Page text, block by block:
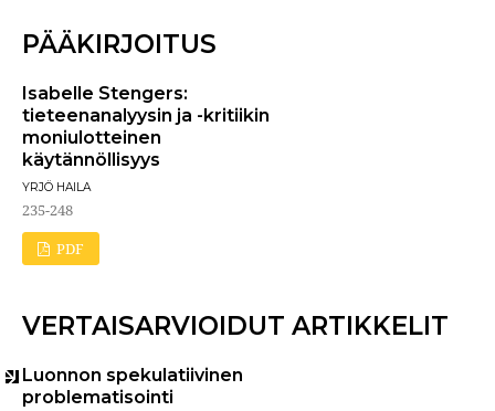
PÄÄKIRJOITUS
Isabelle Stengers:
tieteenanalyysin ja -kritiikin
moniulotteinen
käytännöllisyys
YRJÖ HAILA
235-248
PDF
VERTAISARVIOIDUT ARTIKKELIT
Luonnon spekulatiivinen
problematisointi